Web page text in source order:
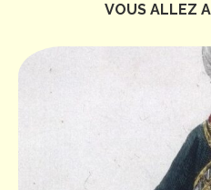
VOUS ALLEZ